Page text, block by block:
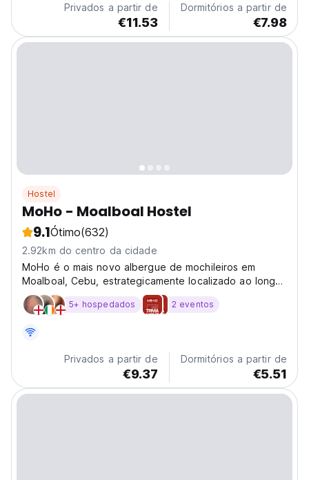
Privados a partir de
€11.53
Dormitórios a partir de
€7.98
Hostel
MoHo - Moalboal Hostel
9.1Ótimo(632)
2.92km do centro da cidade
MoHo é o mais novo albergue de mochileiros em
Moalboal, Cebu, estrategicamente localizado ao longo
da Estrada Panagsama.
5+ hospedados 2 eventos
Privados a partir de
€9.37
Dormitórios a partir de
€5.51